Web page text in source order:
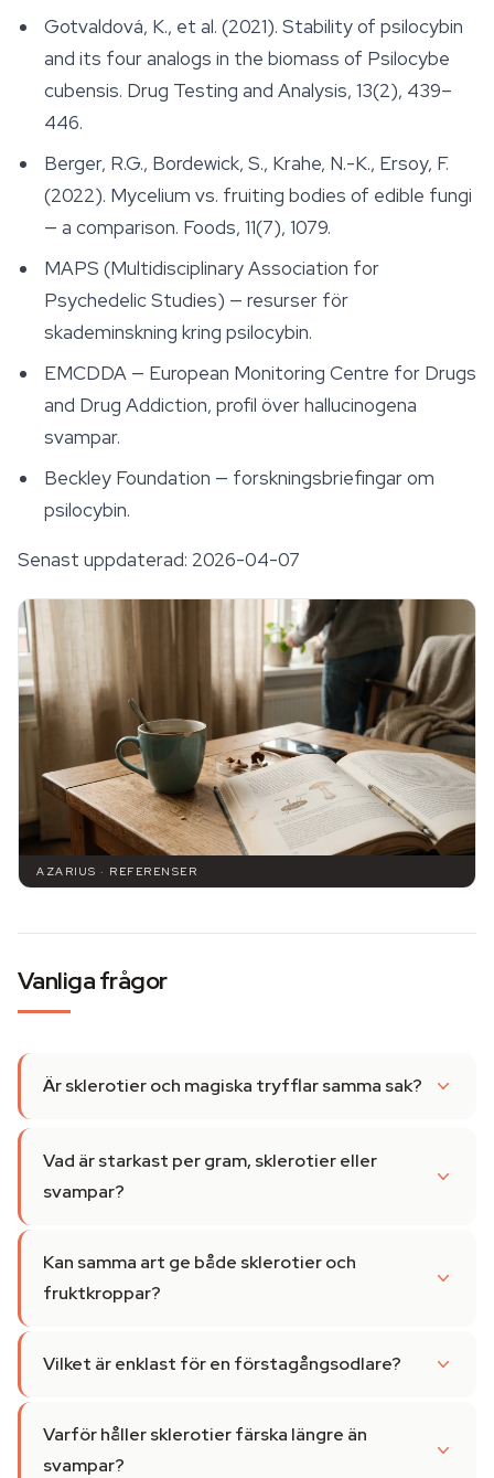
Gotvaldová, K., et al. (2021). Stability of psilocybin
and its four analogs in the biomass of Psilocybe
cubensis. Drug Testing and Analysis, 13(2), 439–
446.
Berger, R.G., Bordewick, S., Krahe, N.-K., Ersoy, F.
(2022). Mycelium vs. fruiting bodies of edible fungi
— a comparison. Foods, 11(7), 1079.
MAPS (Multidisciplinary Association for
Psychedelic Studies) — resurser för
skademinskning kring psilocybin.
EMCDDA — European Monitoring Centre for Drugs
and Drug Addiction, profil över hallucinogena
svampar.
Beckley Foundation — forskningsbriefingar om
psilocybin.
Senast uppdaterad: 2026-04-07
AZARIUS · REFERENSER
Vanliga frågor
Är sklerotier och magiska tryfflar samma sak?
Vad är starkast per gram, sklerotier eller
svampar?
Kan samma art ge både sklerotier och
fruktkroppar?
Vilket är enklast för en förstagångsodlare?
Varför håller sklerotier färska längre än
svampar?